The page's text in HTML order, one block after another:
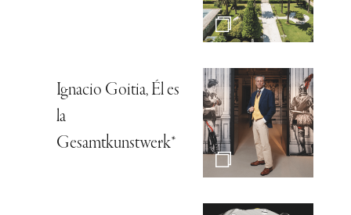
Ignacio Goitia, Él es
la
Gesamtkunstwerk*